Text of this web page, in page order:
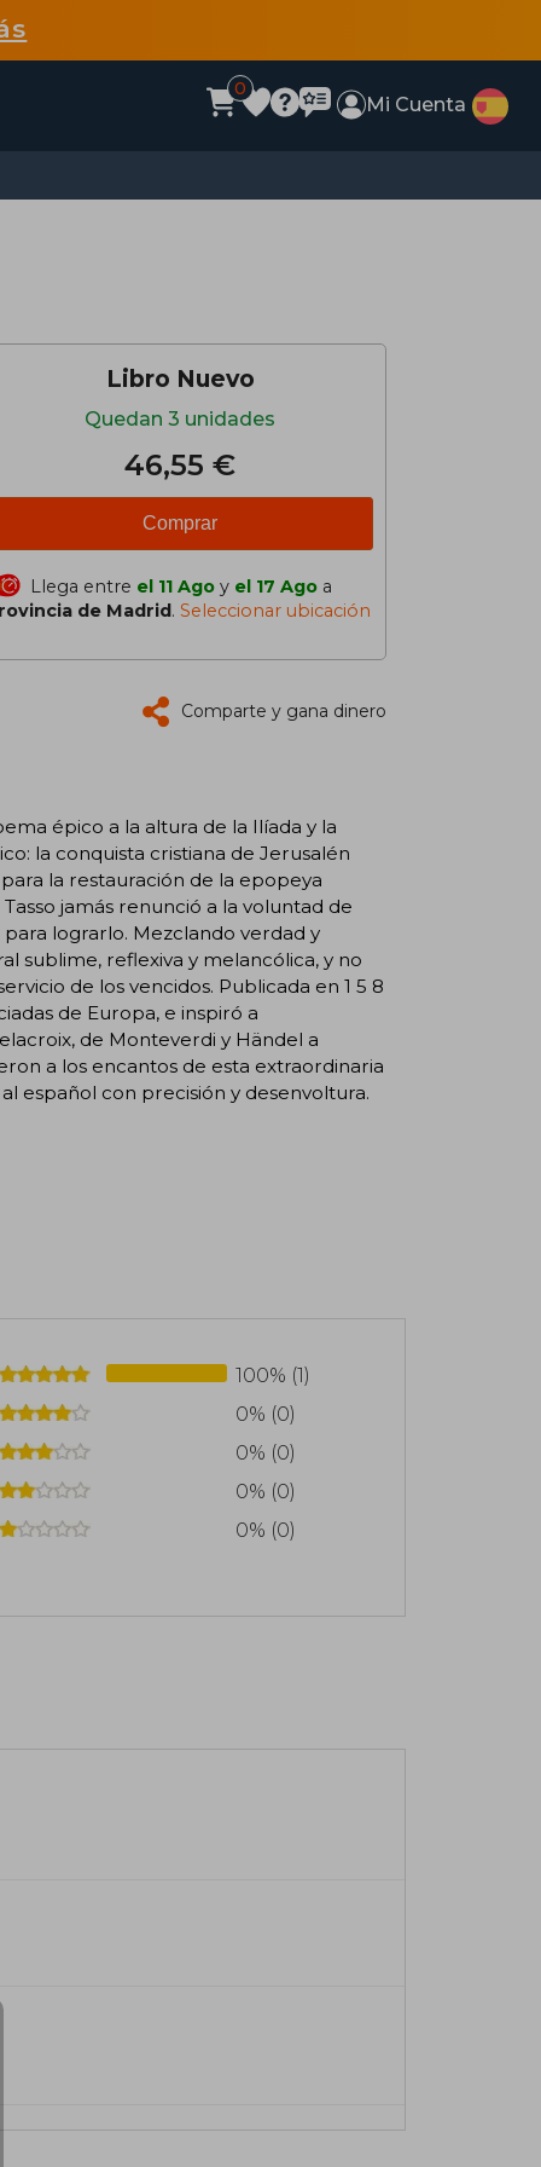
0
Mi Cuenta
Libro Nuevo
Quedan 3 unidades
46,55 €
Comprar
Llega entre el 11 Ago y el 17 Ago a
de Madrid. Seleccionar ubicación
Comparte y gana dinero
épico a la altura de la Ilíada y la
la conquista cristiana de Jerusalén
la restauración de la epopeya
jamás renunció a la voluntad de
lograrlo. Mezclando verdad y
sublime, reflexiva y melancólica, y no
de los vencidos. Publicada en 1 5 8
de Europa, e inspiró a
de Monteverdi y Händel a
a los encantos de esta extraordinaria
español con precisión y desenvoltura.
100% (1)
0% (0)
0% (0)
0% (0)
0% (0)